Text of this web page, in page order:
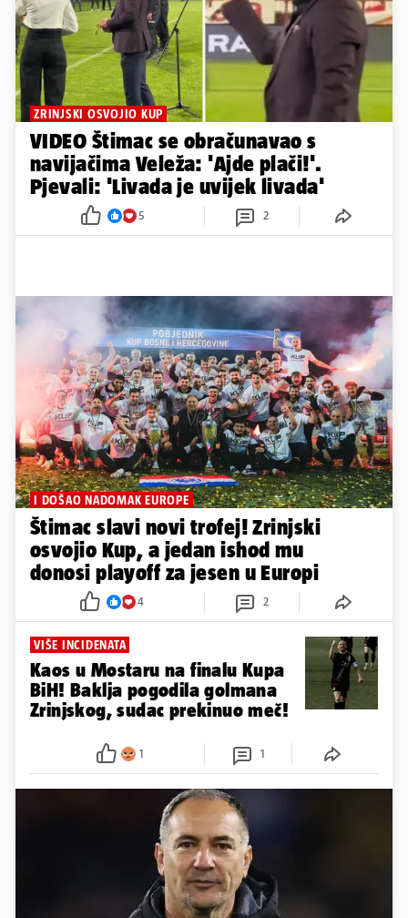
ZRINJSKI OSVOJIO KUP
VIDEO Štimac se obračunavao s
navijačima Veleža: 'Ajde plači!'.
Pjevali: 'Livada je uvijek livada'
5 2
I DOŠAO NADOMAK EUROPE
Štimac slavi novi trofej! Zrinjski
osvojio Kup, a jedan ishod mu
donosi playoff za jesen u Europi
4 2
VIŠE INCIDENATA
Kaos u Mostaru na finalu Kupa
BiH! Baklja pogodila golmana
Zrinjskog, sudac prekinuo meč!
1 1